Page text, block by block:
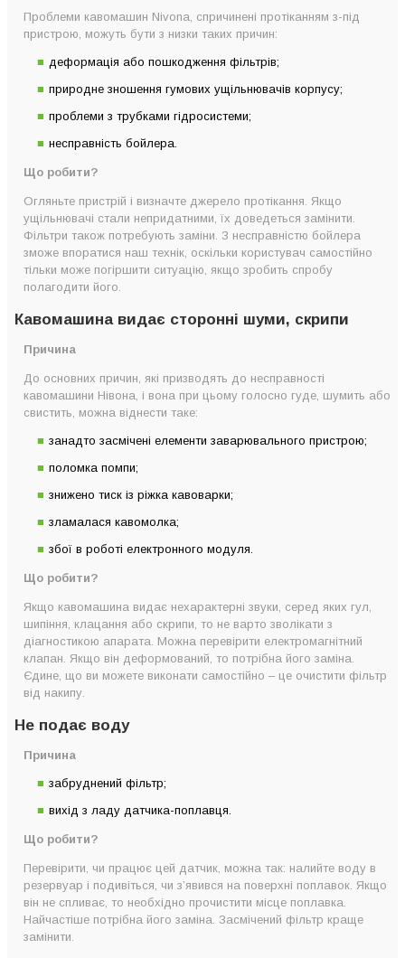
Проблеми кавомашин Nivona, спричинені протіканням з-під
пристрою, можуть бути з низки таких причин:
деформація або пошкодження фільтрів;
природне зношення гумових ущільнювачів корпусу;
проблеми з трубками гідросистеми;
несправність бойлера.
Що робити?
Огляньте пристрій і визначте джерело протікання. Якщо
ущільнювачі стали непридатними, їх доведеться замінити.
Фільтри також потребують заміни. З несправністю бойлера
зможе впоратися наш технік, оскільки користувач самостійно
тільки може погіршити ситуацію, якщо зробить спробу
полагодити його.
Кавомашина видає сторонні шуми, скрипи
Причина
До основних причин, які призводять до несправності
кавомашини Нівона, і вона при цьому голосно гуде, шумить або
свистить, можна віднести таке:
занадто засмічені елементи заварювального пристрою;
поломка помпи;
знижено тиск із ріжка кавоварки;
зламалася кавомолка;
збої в роботі електронного модуля.
Що робити?
Якщо кавомашина видає нехарактерні звуки, серед яких гул,
шипіння, клацання або скрипи, то не варто зволікати з
діагностикою апарата. Можна перевірити електромагнітний
клапан. Якщо він деформований, то потрібна його заміна.
Єдине, що ви можете виконати самостійно – це очистити фільтр
від накипу.
Не подає воду
Причина
забруднений фільтр;
вихід з ладу датчика-поплавця.
Що робити?
Перевірити, чи працює цей датчик, можна так: налийте воду в
резервуар і подивіться, чи з’явився на поверхні поплавок. Якщо
він не спливає, то необхідно прочистити місце поплавка.
Найчастіше потрібна його заміна. Засмічений фільтр краще
замінити.